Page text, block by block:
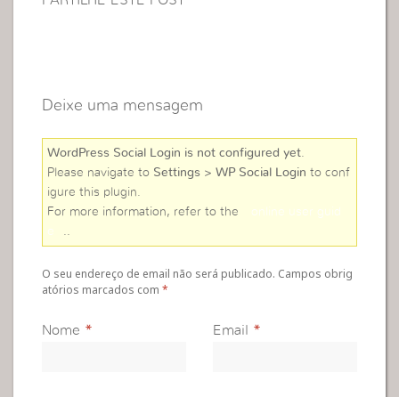
Deixe uma mensagem
WordPress Social Login is not configured yet.
Please navigate to Settings > WP Social Login to conf
igure this plugin.
For more information, refer to the
online user guid
e
..
O seu endereço de email não será publicado. Campos obrig
atórios marcados com*
Nome * Email *